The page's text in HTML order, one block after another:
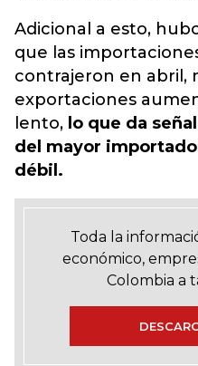
Adicional a esto,
que las
contrajeron en abril,
exportaciones
lento, lo que da
del mayor
débil.
Toda la
económico,
Colombia a